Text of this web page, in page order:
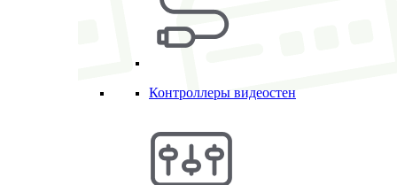
Контроллеры видеостен